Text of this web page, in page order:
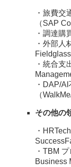
・旅費交
（SAP
・調達購
・外部人
Fieldglass
・統合支
・DAP/
（
その他の
・
・TBM
Business